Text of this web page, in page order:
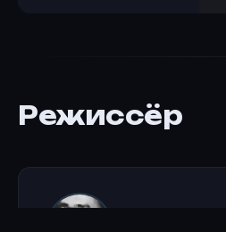
Режиссёр